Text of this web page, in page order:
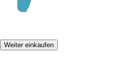
Weiter einkaufen